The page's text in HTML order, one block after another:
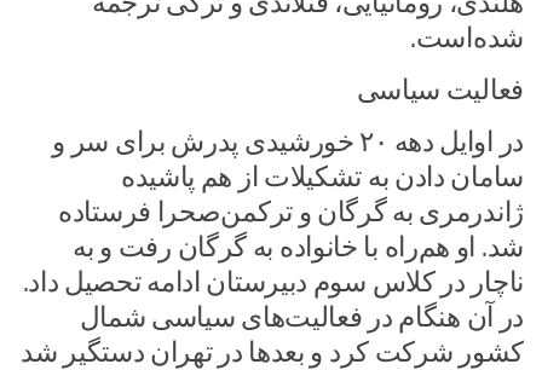
شده‌است.
فعالیت سیاسی
در اوایل دهه ۲۰ خورشیدی پدرش برای سر و
سامان دادن به تشکیلات از هم پاشیده
ژاندرمری به گرگان و ترکمن‌صحرا فرستاده
شد. او هم‌راه با خانواده به گرگان رفت و به
ناچار در کلاس سوم دبیرستان ادامه تحصیل داد.
در آن هنگام در فعالیت‌های سیاسی شمال
کشور شرکت کرد و بعدها در تهران دستگیر شد